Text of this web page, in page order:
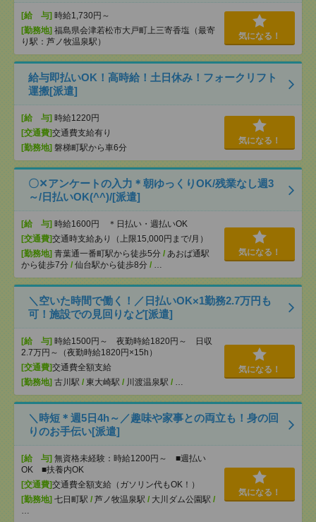
[給 与] 時給1,730円～
[勤務地] 福島県会津若松市大戸町上三寄香塩（最寄
り駅：芦ノ牧温泉駅）
気になる！
給与即払いOK！高時給！土日休み！フォークリフト
運搬[派遣]
[給 与] 時給1220円
[交通費]交通費支給有り
[勤務地] 磐梯町駅から車6分
気になる！
〇✕アンケートの入力＊朝ゆっくりOK/残業なし週3
～/日払いOK(^^)/[派遣]
[給 与] 時給1600円 ＊日払い・週払いOK
[交通費]交通時支給あり（上限15,000円まで/月）
[勤務地] 青葉通一番町駅から徒歩5分 / あおば通駅
から徒歩7分 / 仙台駅から徒歩8分 / …
気になる！
＼空いた時間で働く！／日払いOK×1勤務2.7万円も
可！施設での見回りなど[派遣]
[給 与] 時給1500円～ 夜勤時給1820円～ 日収
2.7万円～（夜勤時給1820円×15h）
[交通費]交通費全額支給
[勤務地] 古川駅 / 東大崎駅 / 川渡温泉駅 / …
気になる！
＼時短＊週5日4h～／趣味や家事との両立も！身の回
りのお手伝い[派遣]
[給 与] 無資格未経験：時給1200円～ ■週払い
OK ■扶養内OK
[交通費]交通費全額支給（ガソリン代もOK！）
[勤務地] 七日町駅 / 芦ノ牧温泉駅 / 大川ダム公園駅 /
…
気になる！